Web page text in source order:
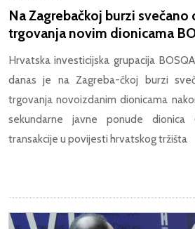
Na Zagrebačkoj burzi
trgovanja novim dionicama
Hrvatska investicijska grupacija
danas je na Zagreba-čkoj burzi
trgovanja novoizdanim dionicama
sekundarne javne ponude dionica
transakcije u povijesti hrvatskog tržišta